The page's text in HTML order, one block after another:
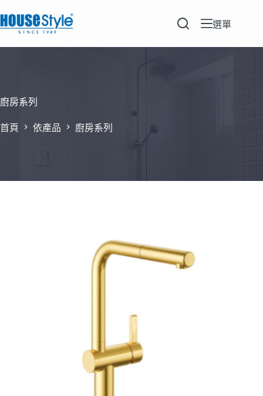
至
要
選單
廚房系列
首頁 依產品 廚房系列